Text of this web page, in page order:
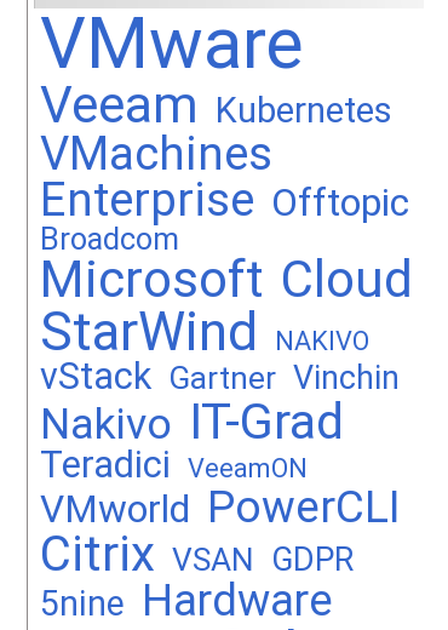
VMware
Veeam Kubernetes
VMachines
Enterprise Offtopic
Broadcom
Microsoft Cloud
StarWind NAKIVO
vStack Gartner Vinchin
Nakivo IT-Grad
Teradici VeeamON
VMworld PowerCLI
Citrix VSAN GDPR
5nine Hardware